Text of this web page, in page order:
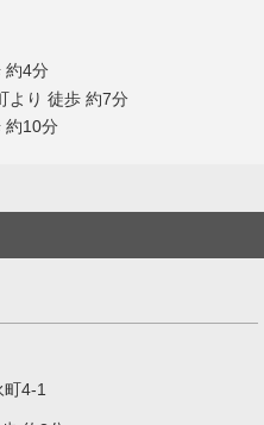
約4分
より 徒歩 約7分
約10分
4-1